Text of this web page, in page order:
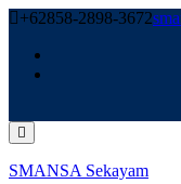
Skip
content
+62858-2898-3672
SMANSA Sekayam